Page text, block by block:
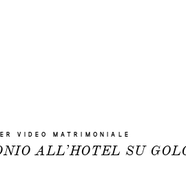
VIDEO MATRIMONIALE
ALL’HOTEL SU